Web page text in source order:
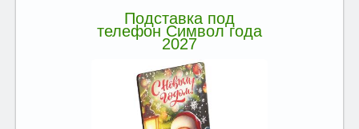
Подставка под
телефон Символ года
2027